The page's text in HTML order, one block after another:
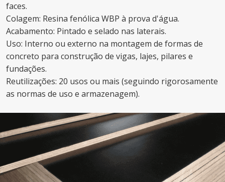
faces.
Colagem: Resina fenólica WBP à prova d'água.
Acabamento: Pintado e selado nas laterais.
Uso: Interno ou externo na montagem de formas de
concreto para construção de vigas, lajes, pilares e
fundações.
Reutilizações: 20 usos ou mais (seguindo rigorosamente
as normas de uso e armazenagem).